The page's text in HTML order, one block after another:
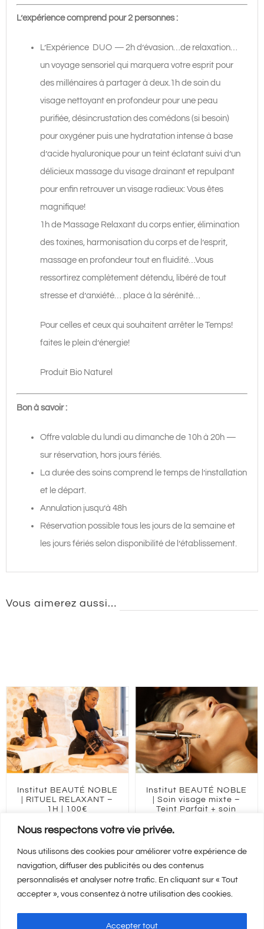
Nous respectons votre vie privée.
Nous utilisons des cookies pour améliorer votre expérience de
navigation, diffuser des publicités ou des contenus
personnalisés et analyser notre trafic. En cliquant sur « Tout
accepter », vous consentez à notre utilisation des cookies.
Accepter tout
L’expérience comprend pour 2 personnes :
L’Expérience DUO —2h d’évasion…de relaxation…
un voyage sensoriel qui marquera votre esprit pour
des millénaires à partager à deux.1h de soin du
visage nettoyant en profondeur pour une peau
purifiée, désincrustation des comédons (si besoin)
pour oxygéner puis une hydratation intense à base
d’acide hyaluronique pour un teint éclatant suivi d’un
délicieux massage du visage drainant et repulpant
pour enfin retrouver un visage radieux: Vous êtes
magnifique!
1h de Massage Relaxant du corps entier, élimination
des toxines, harmonisation du corps et de l’esprit,
massage en profondeur tout en fluidité…Vous
ressortirez complètement détendu, libéré de tout
stresse et d’anxiété… place à la sérénité…
Pour celles et ceux qui souhaitent arrêter le Temps!
faites le plein d’énergie!
Produit Bio Naturel
Bon à savoir :
Offre valable du lundi au dimanche de 10h à 20h —
sur réservation, hors jours fériés.
La durée des soins comprend le temps de l’installation
et le départ.
Annulation jusqu’à 48h
Réservation possible tous les jours de la semaine et
les jours fériés selon disponibilité de l’établissement.
Vous aimerez aussi…
Institut BEAUTÉ NOBLE
| RITUEL RELAXANT –
1H | 100€
€
Ajouter au panier
Détails
Institut BEAUTÉ NOBLE
| Soin visage mixte –
Teint Parfait + soin
1H30 | 150€
Détails